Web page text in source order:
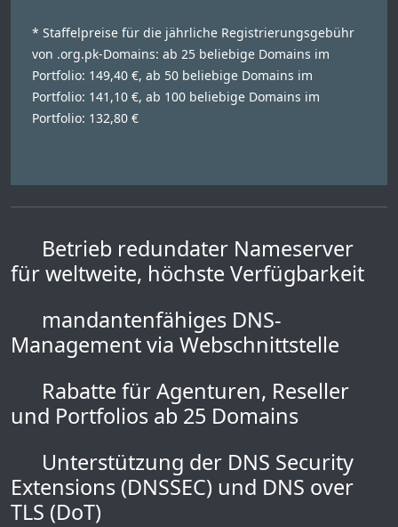
* Staffelpreise für die jährliche Registrierungsgebühr
von .org.pk-Domains: ab 25 beliebige Domains im
Portfolio: 149,40 €, ab 50 beliebige Domains im
Portfolio: 141,10 €, ab 100 beliebige Domains im
Portfolio: 132,80 €
Betrieb redundater Nameserver
für weltweite, höchste Verfügbarkeit
mandantenfähiges DNS-
Management via Webschnittstelle
Rabatte für Agenturen, Reseller
und Portfolios ab 25 Domains
Unterstützung der DNS Security
Extensions (DNSSEC) und DNS over
TLS (DoT)